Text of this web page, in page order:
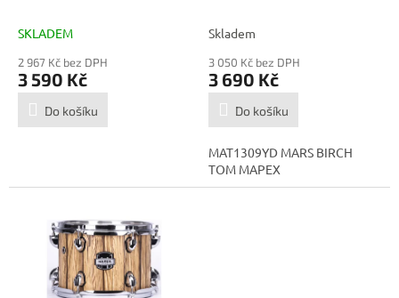
Blue/Chrome HW
SKLADEM
2 967 Kč bez DPH
3 590 Kč
Do košíku
Skladem
3 050 Kč bez DPH
3 690 Kč
Do košíku
MAT1309YD MARS BIRCH
TOM MAPEX